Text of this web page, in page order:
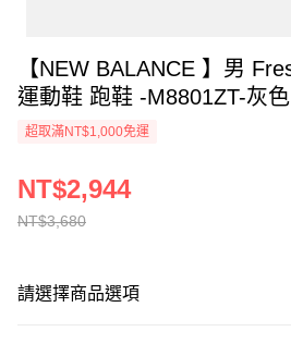
【NEW BALANCE 】男 Fresh Foam X 880v15
運動鞋 跑鞋 -M8801ZT-灰色
超取滿NT$1,000免運
NT$3,680
NT$2,944
請選擇商品選項